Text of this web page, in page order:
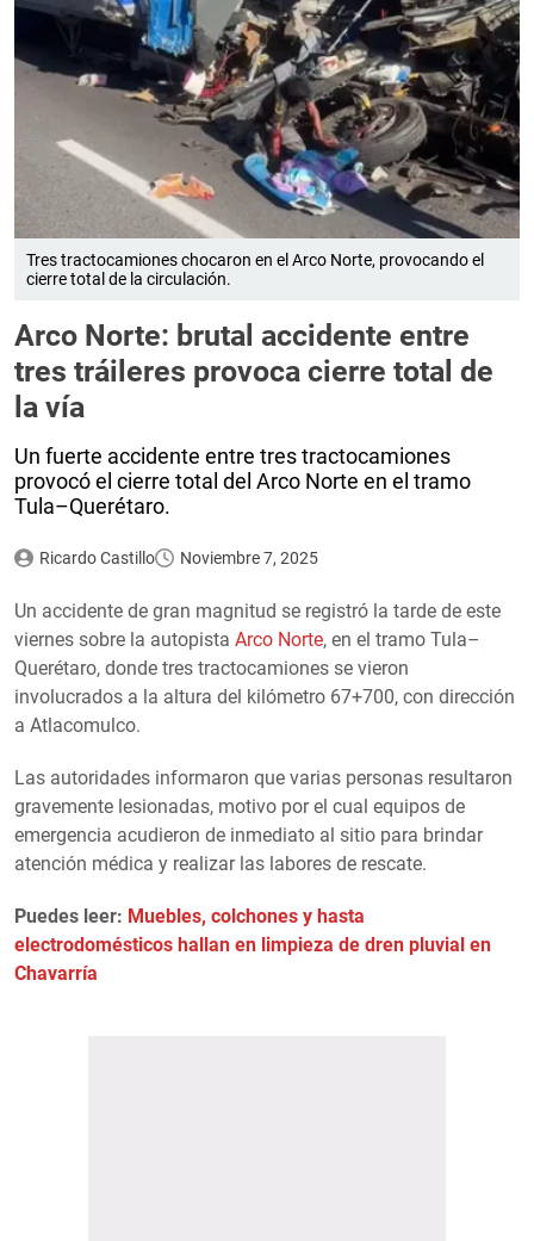
Tres tractocamiones chocaron en el Arco Norte, provocando el
cierre total de la circulación.
Arco Norte: brutal accidente entre
tres tráileres provoca cierre total de
la vía
Un fuerte accidente entre tres tractocamiones
provocó el cierre total del Arco Norte en el tramo
Tula–Querétaro.
Ricardo Castillo Noviembre 7, 2025
Un accidente de gran magnitud se registró la tarde de este
viernes sobre la autopista Arco Norte, en el tramo Tula–
Querétaro, donde tres tractocamiones se vieron
involucrados a la altura del kilómetro 67+700, con dirección
a Atlacomulco.
Las autoridades informaron que varias personas resultaron
gravemente lesionadas, motivo por el cual equipos de
emergencia acudieron de inmediato al sitio para brindar
atención médica y realizar las labores de rescate.
Puedes leer: Muebles, colchones y hasta
electrodomésticos hallan en limpieza de dren pluvial en
Chavarría